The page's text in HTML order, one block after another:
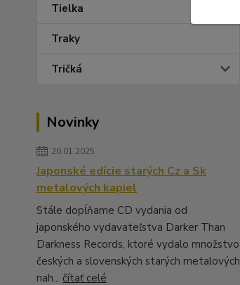
Tielka
Traky
Tričká
Novinky
20.01.2025
Japonské edície starých Cz a Sk
metalových kapiel
Stále dopĺňame CD vydania od
japonského vydavateľstva Darker Than
Darkness Records, ktoré vydalo množstvo
českých a slovenských starých metalových
nah... čítať celé